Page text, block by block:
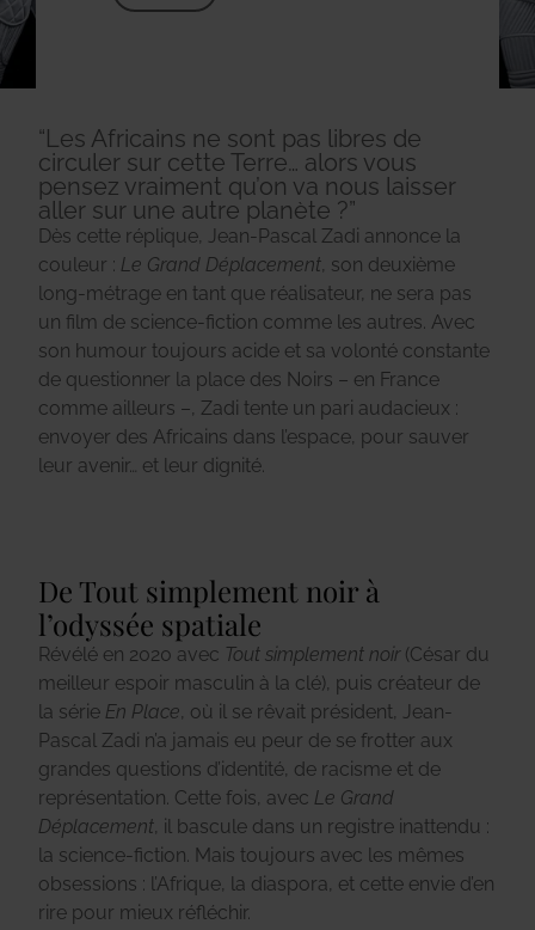
“Les Africains ne sont pas libres de
circuler sur cette Terre… alors vous
pensez vraiment qu’on va nous laisser
aller sur une autre planète ?”
Dès cette réplique, Jean-Pascal Zadi annonce la
couleur : Le Grand Déplacement, son deuxième
long-métrage en tant que réalisateur, ne sera pas
un film de science-fiction comme les autres. Avec
son humour toujours acide et sa volonté constante
de questionner la place des Noirs – en France
comme ailleurs –, Zadi tente un pari audacieux :
envoyer des Africains dans l’espace, pour sauver
leur avenir… et leur dignité.
De Tout simplement noir à
l’odyssée spatiale
Révélé en 2020 avec Tout simplement noir(César du
meilleur espoir masculin à la clé), puis créateur de
la série En Place, où il se rêvait président, Jean-
Pascal Zadi n’a jamais eu peur de se frotter aux
grandes questions d’identité, de racisme et de
représentation. Cette fois, avec Le Grand
Déplacement, il bascule dans un registre inattendu :
la science-fiction. Mais toujours avec les mêmes
obsessions : l’Afrique, la diaspora, et cette envie d’en
rire pour mieux réfléchir.